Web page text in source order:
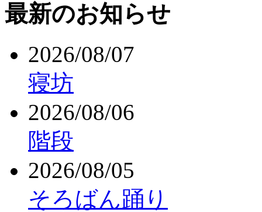
最新のお知らせ
2026/08/07
寝坊
2026/08/06
階段
2026/08/05
そろばん踊り